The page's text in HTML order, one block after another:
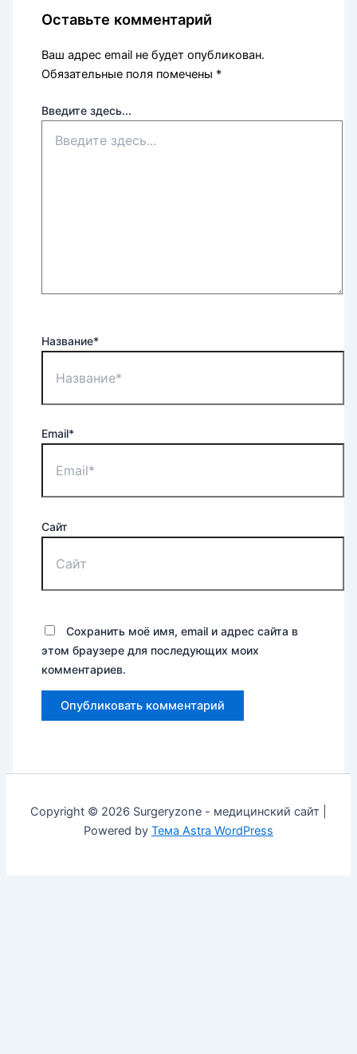
Оставьте комментарий
Ваш адрес email не будет опубликован.
Обязательные поля помечены *
Введите здесь...
Название*
Email*
Сайт
Сохранить моё имя, email и адрес сайта в
этом браузере для последующих моих
комментариев.
Copyright © 2026 Surgeryzone - медицинский сайт |
Powered by Тема Astra WordPress